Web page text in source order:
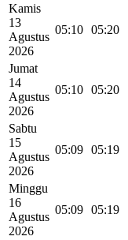
Kamis
13
Agustus
2026
05:10 05:20
Jumat
14
Agustus
2026
05:10 05:20
Sabtu
15
Agustus
2026
05:09 05:19
Minggu
16
Agustus
2026
05:09 05:19